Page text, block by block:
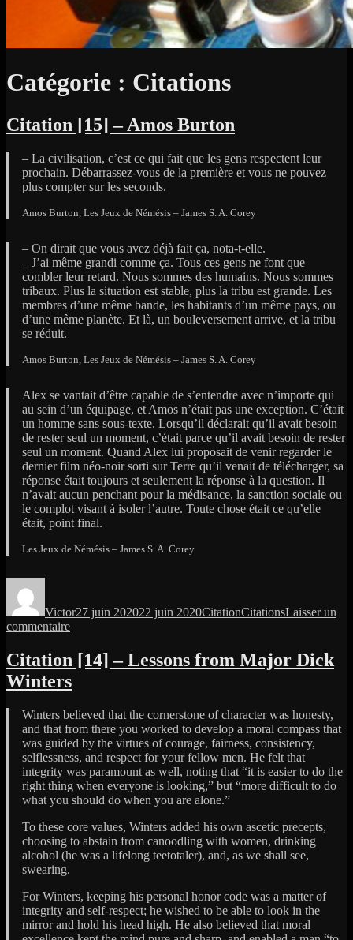
Catégorie : Citations
Citation [15] – Amos Burton
– La civilisation, c’est ce qui fait que les gens respectent leur
prochain. Débarrassez-vous de la première et vous ne pouvez
plus compter sur les seconds.
Amos Burton, Les Jeux de Némésis – James S. A. Corey
– On dirait que vous avez déjà fait ça, nota-t-elle.
– J’ai même grandi comme ça. Tous ces gens ne font que
combler leur retard. Nous sommes des humains. Nous sommes
tribaux. Plus la situation est stable, plus la tribu est grande. Les
membres d’une même bande, les habitants d’un même pays, ou
d’une même planète. Et là, un bouleversement arrive, et la tribu
se réduit.
Amos Burton, Les Jeux de Némésis – James S. A. Corey
Alex se vantait d’être capable de s’entendre avec n’importe qui
au sein d’un équipage, et Amos n’était pas une exception. C’était
un homme sans sous-texte. Lorsqu’il déclarait qu’il avait besoin
de rester seul un moment, c’était parce qu’il avait besoin de rester
seul un moment. Quand Alex lui proposait de venir regarder le
dernier film néo-noir sorti sur Terre qu’il venait de télécharger, sa
réponse était toujours et seulement la réponse à la question. Il
n’avait aucun penchant pour la médisance, la sanction sociale ou
le complot visant à isoler l’autre. Toute chose était ce qu’elle
était, point final.
Les Jeux de Némésis – James S. A. Corey
Victor27 juin 202022 juin 2020CitationCitationsLaisser un
commentairesur
[15]
–
Amos
Citation [14] – Lessons from Major Dick
Winters
Winters believed that the cornerstone of character was honesty,
and that from there you worked to develop a moral compass that
was guided by the virtues of courage, fairness, consistency,
selflessness, and respect for your fellow men. He felt that
integrity was paramount as well, noting that “it is easier to do the
right thing when everyone is looking,” but “more difficult to do
what you should do when you are alone.”
To these core values, Winters added his own ascetic precepts,
choosing to abstain from canoodling with women, drinking
alcohol (he was a lifelong teetotaler), and, as we shall see,
swearing.
For Winters, keeping his personal honor code was a matter of
integrity and self-respect; he wished to be able to look in the
mirror and hold his head high. He also believed that moral